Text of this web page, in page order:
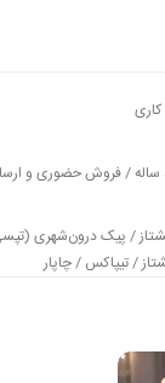
مهلت تست و خدمات پس از فروش 5
/ پیک درون‌شهری
/ تیپاکس / چاپار